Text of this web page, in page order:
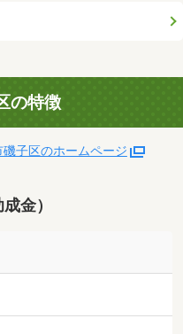
の特徴
磯子区のホームページ
金）